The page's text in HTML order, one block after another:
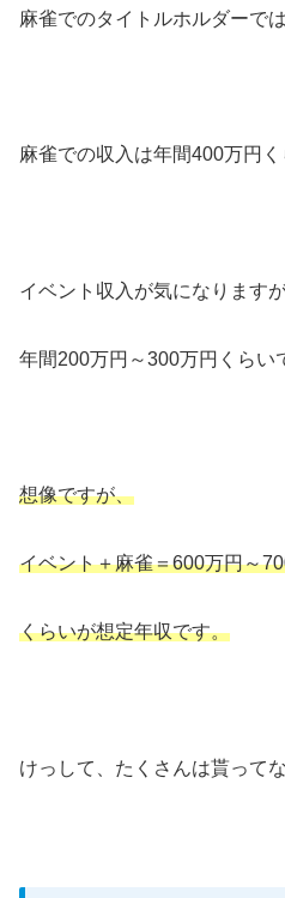
麻雀でのタイトルホルダーで
麻雀での収入は年間400万円く
イベント収入が気になりますが
年間200万円～300万円くらい
想像ですが、
イベント＋麻雀＝600万円～
くらいが想定年収です。
けっして、たくさんは貰って